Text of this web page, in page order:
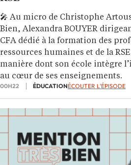
🎤 Au micro de Christophe
Bien, Alexandra BOUYER
CFA dédié à la formation des
ressources humaines et de la
manière dont son école intègre
au cœur de ses enseignements.
00H22 ÉDUCATIONÉCOUTER L'ÉPISODE